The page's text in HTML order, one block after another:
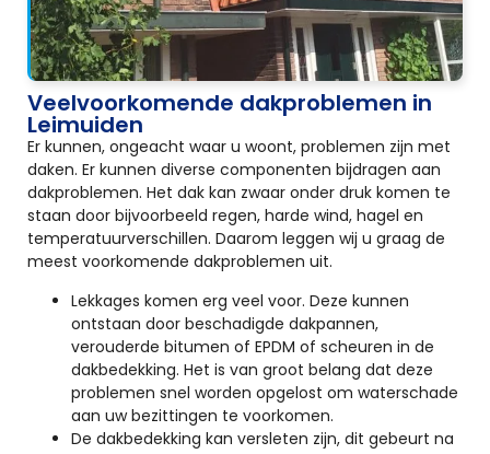
Veelvoorkomende dakproblemen in
Leimuiden
Er kunnen, ongeacht waar u woont, problemen zijn met
daken. Er kunnen diverse componenten bijdragen aan
dakproblemen. Het dak kan zwaar onder druk komen te
staan door bijvoorbeeld regen, harde wind, hagel en
temperatuurverschillen. Daarom leggen wij u graag de
meest voorkomende dakproblemen uit.
Lekkages komen erg veel voor. Deze kunnen
ontstaan door beschadigde dakpannen,
verouderde bitumen of EPDM of scheuren in de
dakbedekking. Het is van groot belang dat deze
problemen snel worden opgelost om waterschade
aan uw bezittingen te voorkomen.
De dakbedekking kan versleten zijn, dit gebeurt na